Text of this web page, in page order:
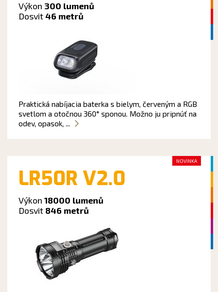
Výkon 300 lumenů
Dosvit46 metrů
Praktická nabíjacia baterka s bielym, červeným a RGB
svetlom a otočnou 360° sponou. Možno ju pripnúť na
odev, opasok, ...
LR50R V2.0
Výkon 18000 lumenů
Dosvit 846 metrů
NOVINKA